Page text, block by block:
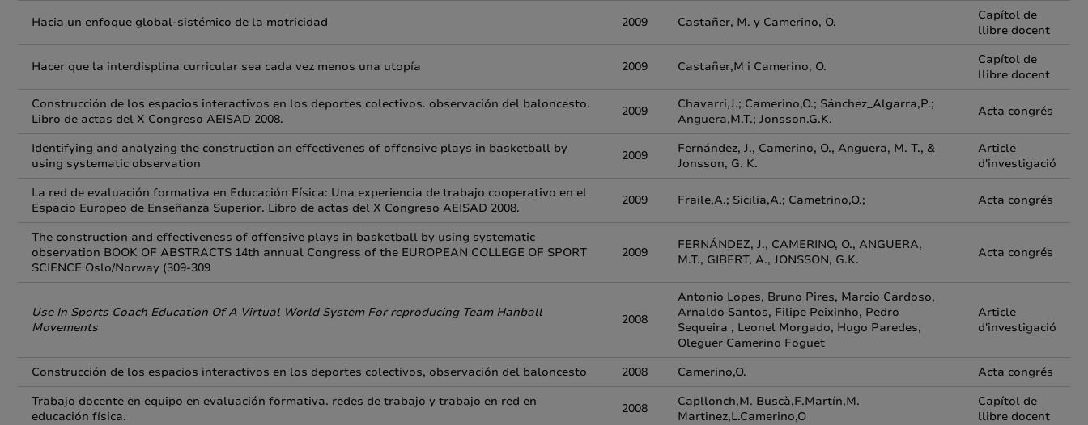
Hacia un enfoque global-sistémico de la motricidad 2009 Castañer, M. y Camerino, O.
Capítol de
llibre docent
Hacer que la interdisplina curricular sea cada vez menos una utopía 2009 Castañer,M i Camerino, O.
Capítol de
llibre docent
Construcción de los espacios interactivos en los deportes colectivos. observación del baloncesto.
Libro de actas del X Congreso AEISAD 2008.
2009
Chavarri,J.; Camerino,O.; Sánchez_Algarra,P.;
Anguera,M.T.; Jonsson.G.K.
Acta congrés
Identifying and analyzing the construction an effectivenes of offensive plays in basketball by
using systematic observation
2009
Fernández, J., Camerino, O., Anguera, M. T., &
Jonsson, G. K.
Article
d'investigació
La red de evaluación formativa en Educación Física: Una experiencia de trabajo cooperativo en el
Espacio Europeo de Enseñanza Superior. Libro de actas del X Congreso AEISAD 2008.
2009 Fraile,A.; Sicilia,A.; Cametrino,O.; Acta congrés
The construction and effectiveness of offensive plays in basketball by using systematic
observation BOOK OF ABSTRACTS 14th annual Congress of the EUROPEAN COLLEGE OF SPORT
SCIENCE Oslo/Norway (309-309
2009
FERNÁNDEZ, J., CAMERINO, O., ANGUERA,
M.T., GIBERT, A., JONSSON, G.K.
Acta congrés
Use In Sports Coach Education Of A Virtual World System For reproducing Team Hanball
Movements
2008
Antonio Lopes, Bruno Pires, Marcio Cardoso,
Arnaldo Santos, Filipe Peixinho, Pedro
Sequeira , Leonel Morgado, Hugo Paredes,
Oleguer Camerino Foguet
Article
d'investigació
Construcción de los espacios interactivos en los deportes colectivos, observación del baloncesto 2008 Camerino,O.
Acta congrés
Trabajo docente en equipo en evaluación formativa. redes de trabajo y trabajo en red en
educación física.
2008
Capllonch,M. Buscà,F.Martín,M.
Martinez,L.Camerino,O
Capítol de
llibre docent